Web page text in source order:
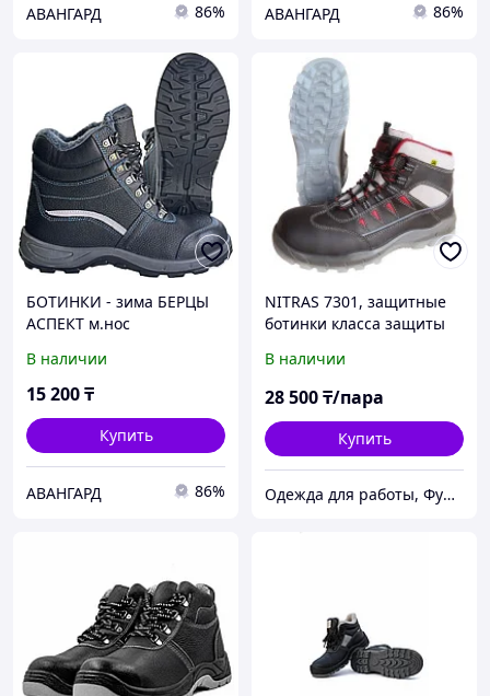
АВАНГАРД 86% АВАНГАРД 86%
БОТИНКИ - зима БЕРЦЫ
АСПЕКТ м.нос
В наличии
15 200₸
Купить
АВАНГАРД 86%
NITRAS 7301, защитные
ботинки класса защиты
подносок
В наличии
28 500₸/пара
Купить
Одежда для работы, Функциональная одежда, СИЗ, Аксессуары, Средства для промывания глаз.